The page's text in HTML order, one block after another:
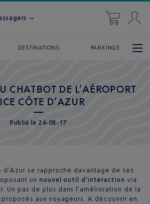
DESTINATIONS PARKINGS
CHATBOT DE L’AÉROPORT
CÔTE D’AZUR
Publié le 24-08-17
d’Azur se rapproche davantage de ses
un nouvel outil d’interaction via
Un pas de plus dans l’amélioration de la
aux voyageurs. A découvrir en